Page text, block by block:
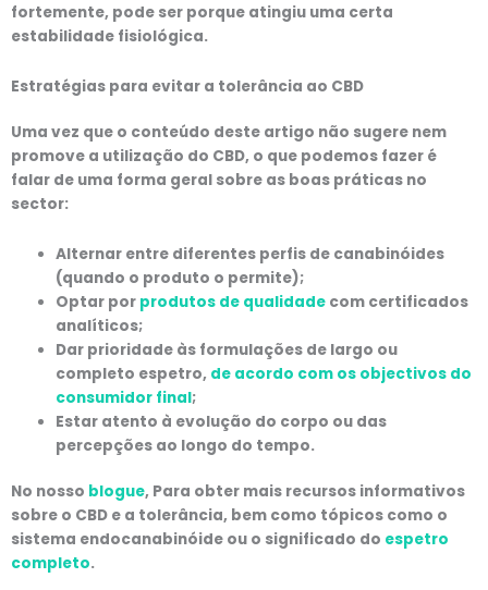
fortemente, pode ser porque atingiu uma certa
estabilidade fisiológica.
Estratégias para evitar a tolerância ao CBD
Uma vez que o conteúdo deste artigo não sugere nem
promove a utilização do CBD, o que podemos fazer é
falar de uma forma geral sobre as boas práticas no
sector:
Alternar entre diferentes perfis de canabinóides
(quando o produto o permite);
Optar por produtos de qualidade com certificados
analíticos;
Dar prioridade às formulações de largo ou
completo espetro, de acordo com os objectivos do
consumidor final;
Estar atento à evolução do corpo ou das
percepções ao longo do tempo.
No nosso blogue, Para obter mais recursos informativos
sobre o CBD e a tolerância, bem como tópicos como o
sistema endocanabinóide ou o significado do espetro
completo.